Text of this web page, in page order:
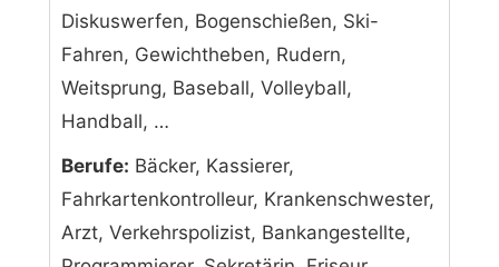
Diskuswerfen, Bogenschießen, Ski-
Fahren, Gewichtheben, Rudern,
Weitsprung, Baseball, Volleyball,
Handball, …
Berufe: Bäcker, Kassierer,
Fahrkartenkontrolleur, Krankenschwester,
Arzt, Verkehrspolizist, Bankangestellte,